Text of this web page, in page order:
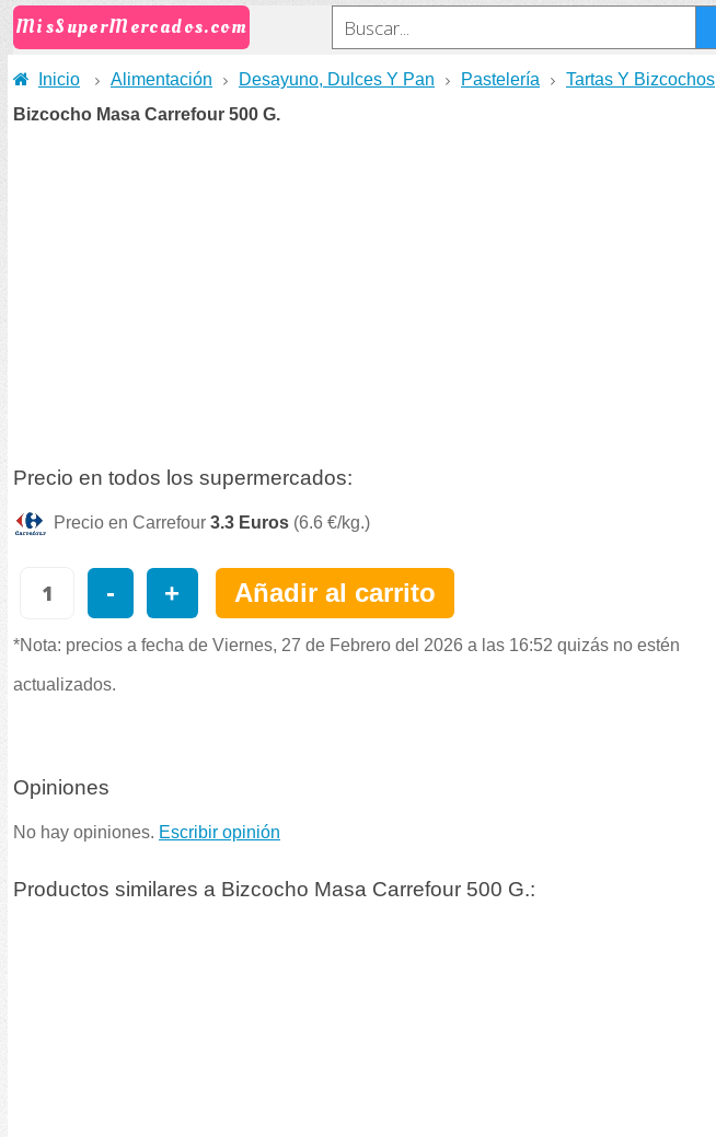
MisSuperMercados.com
Inicio Alimentación Desayuno, Dulces Y Pan Pastelería
Tartas Y Bizcochos
Bizcocho Masa Carrefour 500 G.
Precio en todos los supermercados:
Precio en Carrefour 3.3 Euros (6.6 €/kg.)
- + Añadir al carrito
*Nota: precios a fecha de Viernes, 27 de Febrero del 2026 a las 16:52 quizás no estén
actualizados.
Opiniones
No hay opiniones. Escribir opinión
Productos similares a Bizcocho Masa Carrefour 500 G.: